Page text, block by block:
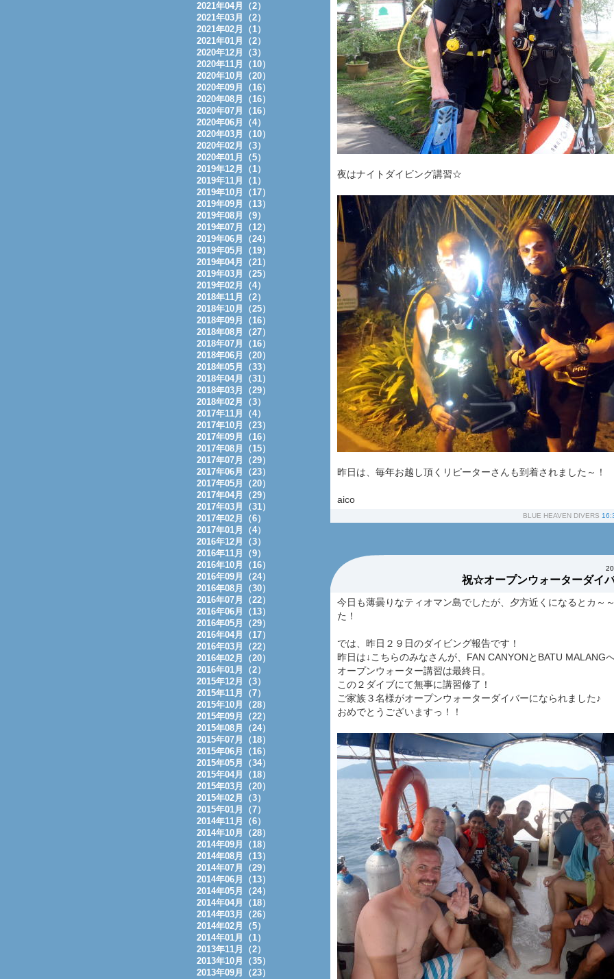
夜はナイトダイビング講習☆
昨日は、毎年お越し頂くリピーターさんも到着されました～！
aico
BLUE HEAVEN DIVERS
祝☆オープンウォーターダイ
今日も薄曇りなティオマン島でしたが、夕方近くになるとカ～
た！
では、昨日２９日のダイビング報告です！
昨日は↓こちらのみなさんが、FAN CANYONとBATU MALANG
オープンウォーター講習は最終日。
この２ダイブにて無事に講習修了！
ご家族３名様がオープンウォーターダイバーになられました♪
おめでとうございますっ！！
2021年04月（2）
2021年03月（2）
2021年02月（1）
2021年01月（2）
2020年12月（3）
2020年11月（10）
2020年10月（20）
2020年09月（16）
2020年08月（16）
2020年07月（16）
2020年06月（4）
2020年03月（10）
2020年02月（3）
2020年01月（5）
2019年12月（1）
2019年11月（1）
2019年10月（17）
2019年09月（13）
2019年08月（9）
2019年07月（12）
2019年06月（24）
2019年05月（19）
2019年04月（21）
2019年03月（25）
2019年02月（4）
2018年11月（2）
2018年10月（25）
2018年09月（16）
2018年08月（27）
2018年07月（16）
2018年06月（20）
2018年05月（33）
2018年04月（31）
2018年03月（29）
2018年02月（3）
2017年11月（4）
2017年10月（23）
2017年09月（16）
2017年08月（15）
2017年07月（29）
2017年06月（23）
2017年05月（20）
2017年04月（29）
2017年03月（31）
2017年02月（6）
2017年01月（4）
2016年12月（3）
2016年11月（9）
2016年10月（16）
2016年09月（24）
2016年08月（30）
2016年07月（22）
2016年06月（13）
2016年05月（29）
2016年04月（17）
2016年03月（22）
2016年02月（20）
2016年01月（2）
2015年12月（3）
2015年11月（7）
2015年10月（28）
2015年09月（22）
2015年08月（24）
2015年07月（18）
2015年06月（16）
2015年05月（34）
2015年04月（18）
2015年03月（20）
2015年02月（3）
2015年01月（7）
2014年11月（6）
2014年10月（28）
2014年09月（18）
2014年08月（13）
2014年07月（29）
2014年06月（13）
2014年05月（24）
2014年04月（18）
2014年03月（26）
2014年02月（5）
2014年01月（1）
2013年11月（2）
2013年10月（35）
2013年09月（23）